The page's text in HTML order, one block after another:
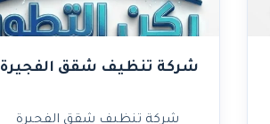
شركة تنظيف شقق الفجيرة
شركة تنظيف شقق الفجيرة